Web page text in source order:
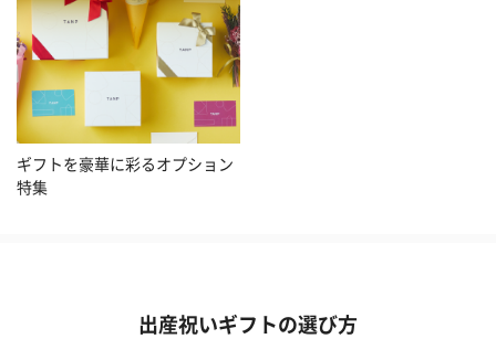
ギフトを豪華に彩るオプション
特集
出産祝いギフトの選び方